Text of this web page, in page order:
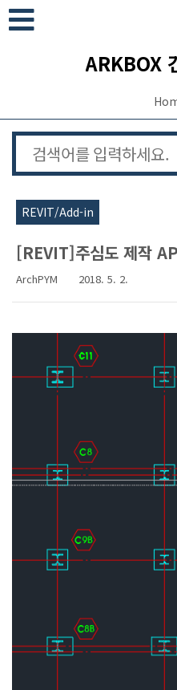
본문 바로가기
ARKBOX
REVIT/Add-in
[REVIT]주심도 제작
ArchPYM 2018. 5. 2.